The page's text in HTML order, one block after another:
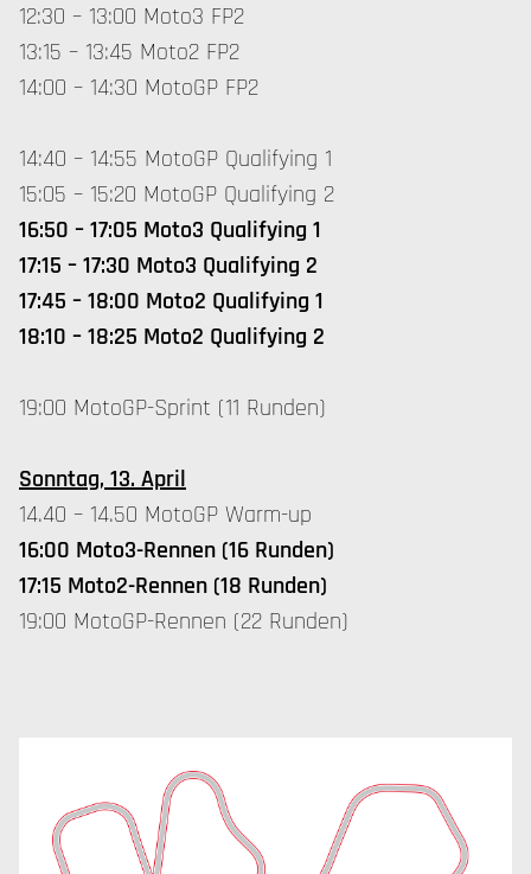
12:30 – 13:00 Moto3 FP2
13:15 – 13:45 Moto2 FP2
14:00 – 14:30 MotoGP FP2
14:40 – 14:55 MotoGP Qualifying 1
15:05 – 15:20 MotoGP Qualifying 2
16:50 – 17:05 Moto3 Qualifying 1
17:15 – 17:30 Moto3 Qualifying 2
17:45 – 18:00 Moto2 Qualifying 1
18:10 – 18:25 Moto2 Qualifying 2
19:00 MotoGP-Sprint (11 Runden)
Sonntag, 13. April
14.40 – 14.50 MotoGP Warm-up
16:00 Moto3-Rennen (16 Runden)
17:15 Moto2-Rennen (18 Runden)
19:00 MotoGP-Rennen (22 Runden)